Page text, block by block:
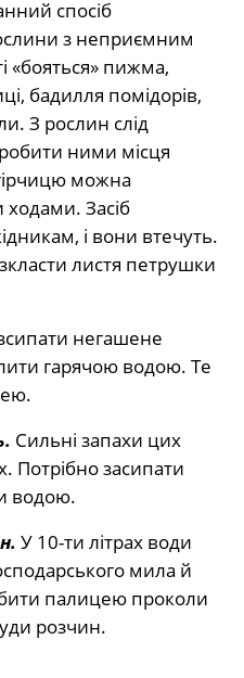
спосіб
з неприємним
«бояться» пижма,
бадилля помідорів,
З рослин слід
ними місця
можна
Засіб
і вони втечуть.
листя петрушки
негашене
гарячою водою. Те
Сильні запахи цих
Потрібно засипати
водою.
У 10-ти літрах води
мила й
палицею проколи
розчин.